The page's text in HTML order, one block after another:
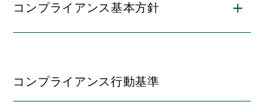
コンプライアンス基本方針
コンプライアンス行動基準